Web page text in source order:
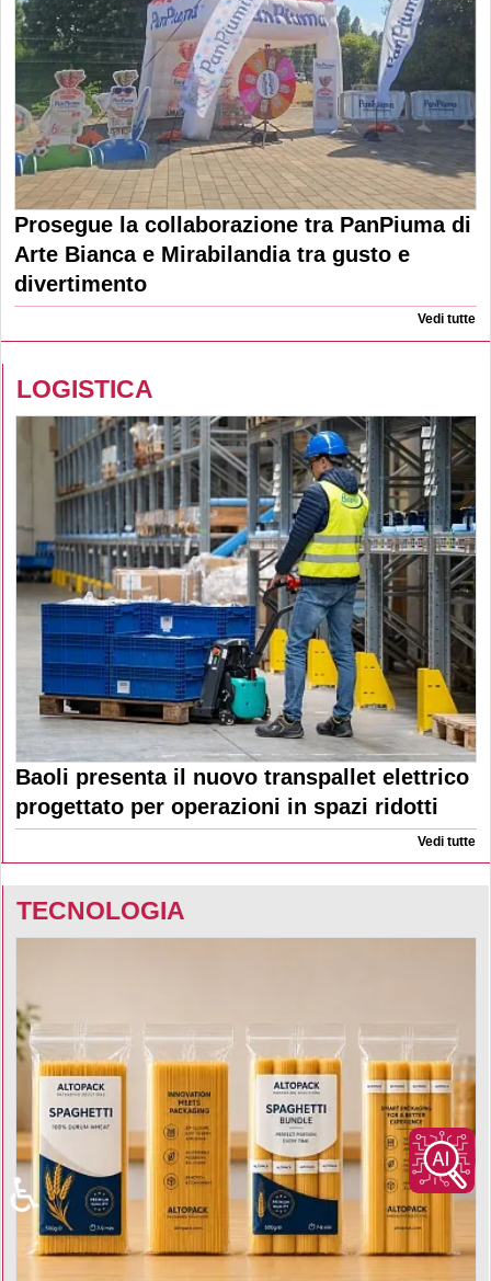
Prosegue la collaborazione tra PanPiuma di
Arte Bianca e Mirabilandia tra gusto e
divertimento
Vedi tutte
LOGISTICA
Baoli presenta il nuovo transpallet elettrico
progettato per operazioni in spazi ridotti
Vedi tutte
TECNOLOGIA